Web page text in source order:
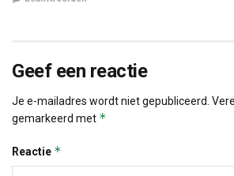
Geef een reactie
Je e-mailadres wordt niet gepubliceerd.
gemarkeerd met *
Reactie *